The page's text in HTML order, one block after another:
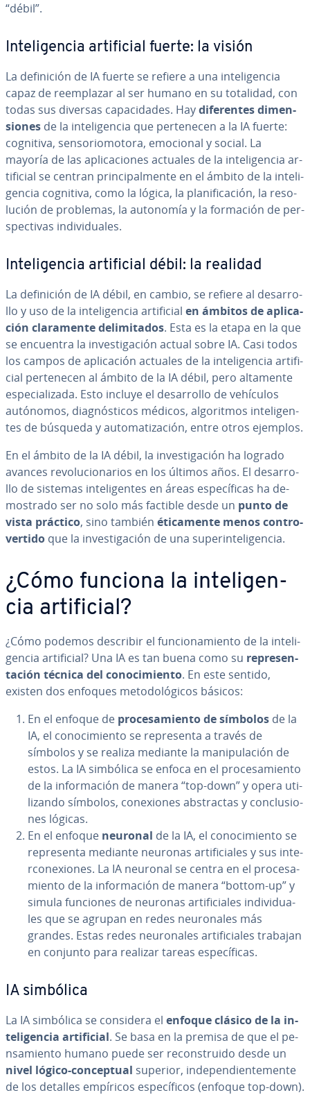
“débil”.
In­te­li­ge­n­cia ar­ti­fi­cial fuerte: la visión
La de­fi­ni­ción de IA fuerte se refiere a una in­te­li­ge­n­cia
capaz de re­em­pla­zar al ser humano en su totalidad, con
todas sus diversas ca­pa­ci­da­des. Haydi­fe­re­n­tes di­me­n­
sio­nes de la in­te­li­ge­n­cia que pe­r­te­ne­cen a la IA fuerte:
cognitiva, se­n­so­rio­mo­to­ra, emocional y social. La
mayoría de las apli­ca­cio­nes actuales de la in­te­li­ge­n­cia ar­
ti­fi­cial se centran pri­n­ci­pa­l­me­n­te en el ámbito de la in­te­li­
ge­n­cia cognitiva, como la lógica, la pla­ni­fi­ca­ción, la re­so­
lu­ción de problemas, la autonomía y la formación de pe­r­
s­pe­c­ti­vas in­di­vi­dua­les.
In­te­li­ge­n­cia ar­ti­fi­cial débil: la realidad
La de­fi­ni­ción de IA débil, en cambio, se refiere al de­sa­rro­
llo y uso de la in­te­li­ge­n­cia ar­ti­fi­cial en ámbitos de apli­ca­
ción cla­ra­me­n­te de­li­mi­ta­dos. Esta es la etapa en la que
se encuentra la in­ve­s­ti­ga­ción actual sobre IA. Casi todos
los campos de apli­ca­ción actuales de la in­te­li­ge­n­cia ar­ti­fi­
cial pe­r­te­ne­cen al ámbito de la IA débil, pero altamente
es­pe­cia­li­za­da. Esto incluye el de­sa­rro­llo de vehículos
autónomos, dia­g­nó­s­ti­cos médicos, al­go­ri­t­mos in­te­li­ge­n­
tes de búsqueda y au­to­ma­ti­za­ción, entre otros ejemplos.
En el ámbito de la IA débil, la in­ve­s­ti­ga­ción ha logrado
avances re­vo­lu­cio­na­rios en los últimos años. El de­sa­rro­
llo de sistemas in­te­li­ge­n­tes en áreas es­pe­cí­fi­cas ha de­
mo­s­tra­do ser no solo más factible desde un punto de
vista práctico, sino también éti­ca­me­n­te menos co­n­tro­
ve­r­ti­do que la in­ve­s­ti­ga­ción de una su­pe­ri­n­te­li­ge­n­cia.
¿Cómo funciona la in­te­li­ge­n­
cia ar­ti­fi­cial?
¿Cómo podemos describir el fu­n­cio­na­mie­n­to de la in­te­li­
ge­n­cia ar­ti­fi­cial? Una IA es tan buena como su re­pre­se­n­
ta­ción técnica del co­no­ci­mie­n­to. En este sentido,
existen dos enfoques me­to­do­ló­gi­cos básicos:
En el enfoque de pro­ce­sa­mie­n­to de símbolos de la
IA, el co­no­ci­mie­n­to se re­pre­se­n­ta a través de
símbolos y se realiza mediante la ma­ni­pu­la­ción de
estos. La IA simbólica se enfoca en el pro­ce­sa­mie­n­to
de la in­fo­r­ma­ción de manera “top-down” y opera uti­
li­za­n­do símbolos, co­ne­xio­nes ab­s­tra­c­tas y co­n­clu­sio­
nes lógicas.
En el enfoque neuronal de la IA, el co­no­ci­mie­n­to se
re­pre­se­n­ta mediante neuronas ar­ti­fi­cia­les y sus in­te­
r­co­ne­xio­nes. La IA neuronal se centra en el pro­ce­sa­
mie­n­to de la in­fo­r­ma­ción de manera “bottom-up” y
simula funciones de neuronas ar­ti­fi­cia­les in­di­vi­dua­
les que se agrupan en redes neu­ro­na­les más
grandes. Estas redes neu­ro­na­les ar­ti­fi­cia­les trabajan
en conjunto para realizar tareas es­pe­cí­fi­cas.
IA simbólica
La IA simbólica se considera el enfoque clásico de la in­
te­li­ge­n­cia ar­ti­fi­cial. Se basa en la premisa de que el pe­
n­sa­mie­n­to humano puede ser re­co­n­s­trui­do desde un
nivel lógico-co­n­ce­p­tual superior, in­de­pe­n­die­n­te­me­n­te
de los detalles empíricos es­pe­cí­fi­cos (enfoque top-down).